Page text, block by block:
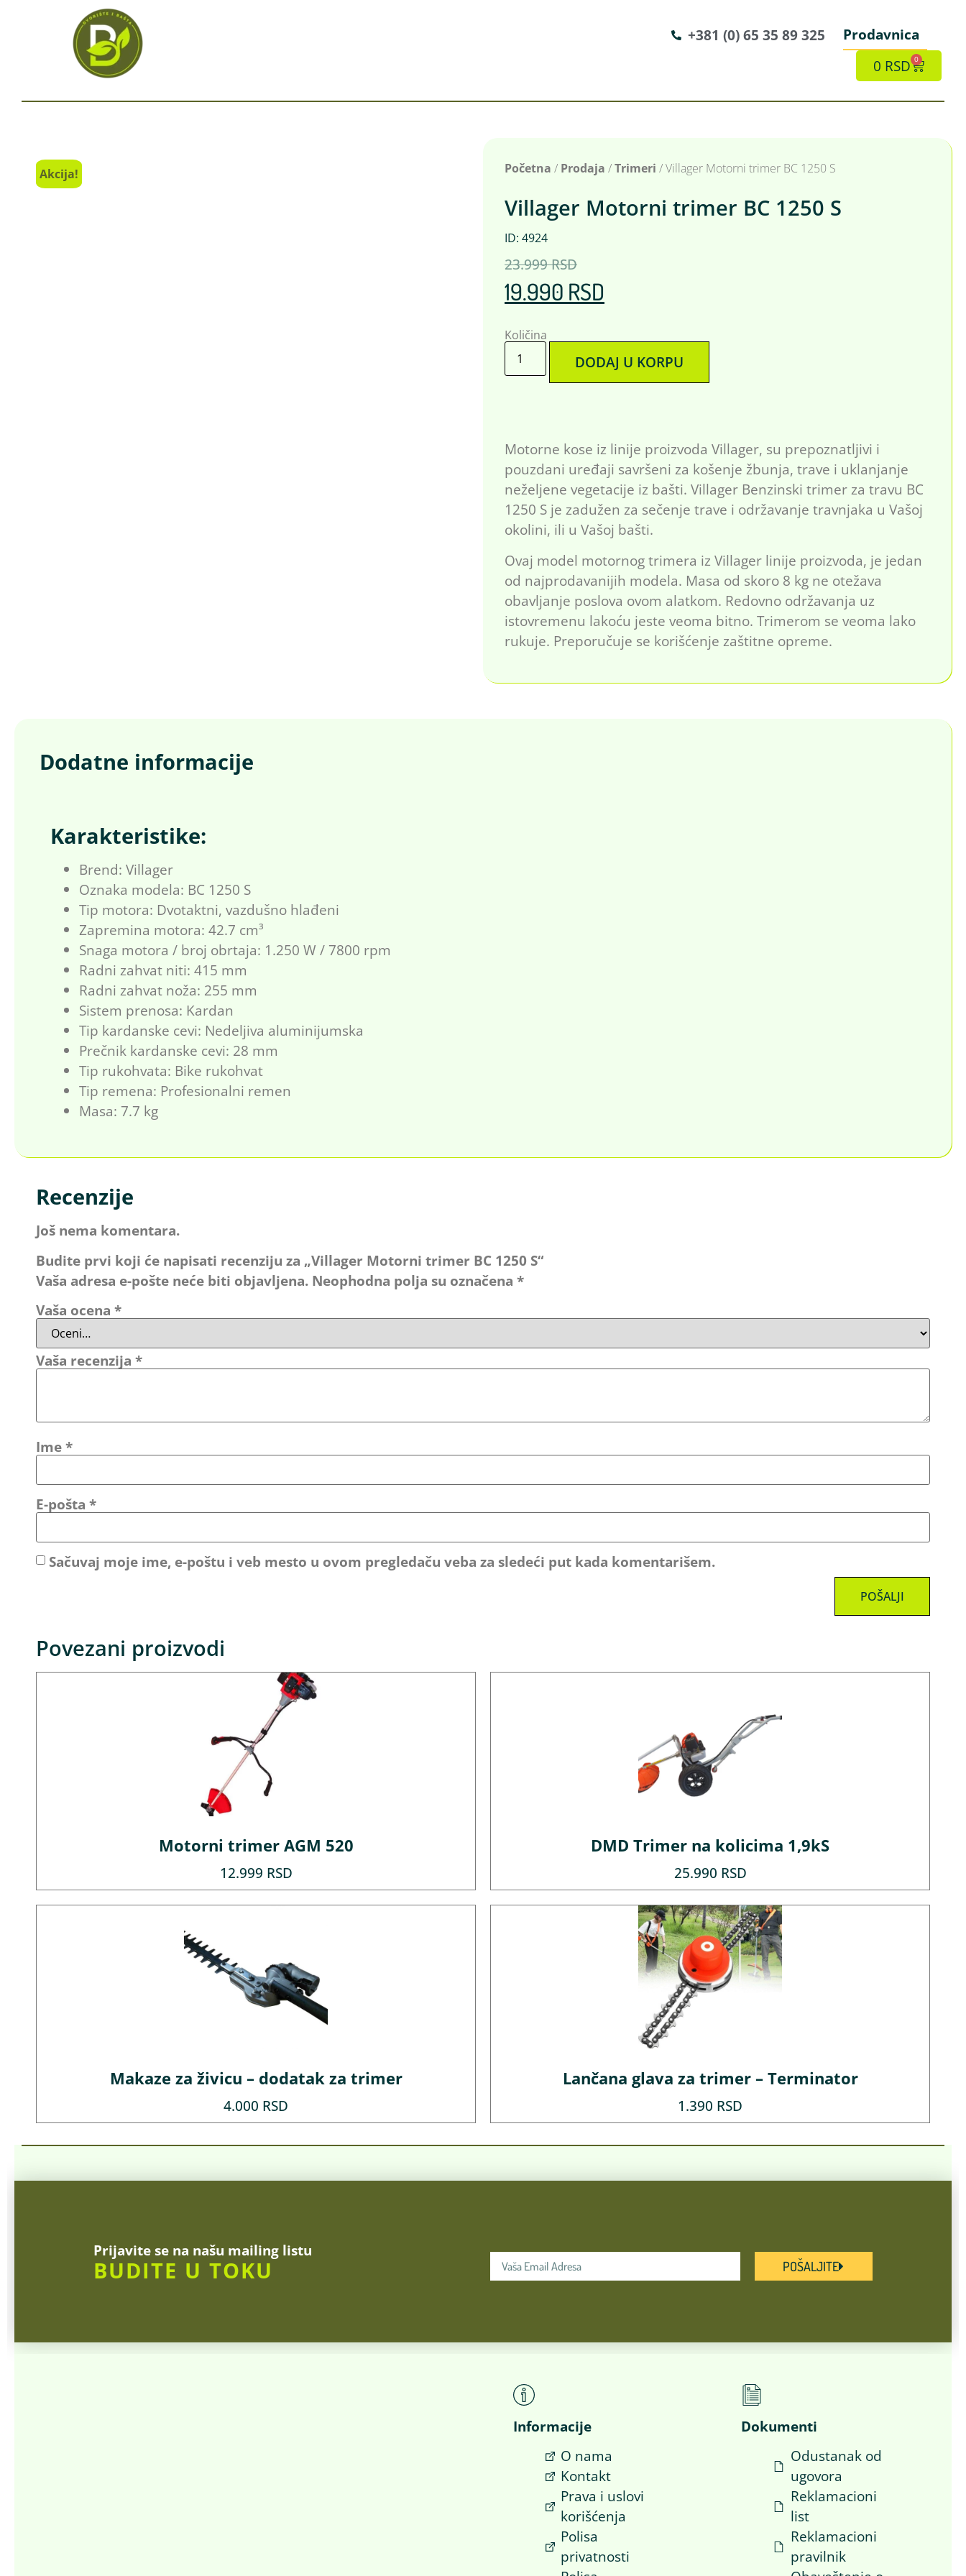
+381 (0) 65 35 89 325
Prodavnica
0 RSD 0
Akcija! Početna / Prodaja /Trimeri / Villager Motorni trimer BC 1250 S
Villager Motorni trimer BC 1250 S
ID: 4924
23.999RSD
19.990 RSD
Količina
DODAJ U KORPU
Motorne kose iz linije proizvoda Villager, su prepoznatljivi i
pouzdani uređaji savršeni za košenje žbunja, trave i uklanjanje
neželjene vegetacije iz bašti. Villager Benzinski trimer za travu BC
1250 S je zadužen za sečenje trave i održavanje travnjaka u Vašoj
okolini, ili u Vašoj bašti.
Ovaj model motornog trimera iz Villager linije proizvoda, je jedan
od najprodavanijih modela. Masa od skoro 8 kg ne otežava
obavljanje poslova ovom alatkom. Redovno održavanja uz
istovremenu lakoću jeste veoma bitno. Trimerom se veoma lako
rukuje. Preporučuje se korišćenje zaštitne opreme.
Dodatne informacije
Karakteristike:
Brend: Villager
Oznaka modela: BC 1250 S
Tip motora: Dvotaktni, vazdušno hlađeni
Zapremina motora: 42.7 cm³
Snaga motora / broj obrtaja: 1.250 W / 7800 rpm
Radni zahvat niti: 415 mm
Radni zahvat noža: 255 mm
Sistem prenosa: Kardan
Tip kardanske cevi: Nedeljiva aluminijumska
Prečnik kardanske cevi: 28 mm
Tip rukohvata: Bike rukohvat
Tip remena: Profesionalni remen
Masa: 7.7 kg
Recenzije
Još nema komentara.
Budite prvi koji će napisati recenziju za „Villager Motorni trimer BC 1250 S“
Vaša adresa e-pošte neće biti objavljena. Neophodna polja su označena *
Vaša ocena *
Vaša recenzija *
Ime*
E-pošta *
Sačuvaj moje ime, e-poštu i veb mesto u ovom pregledaču veba za sledeći put kada komentarišem.
Povezani proizvodi
Motorni trimer AGM 520
12.999 RSD
DMD Trimer na kolicima 1,9kS
25.990 RSD
Makaze za živicu – dodatak za trimer
4.000 RSD
Lančana glava za trimer – Terminator
1.390 RSD
Prijavite se na našu mailing listu
BUDITE U TOKU POŠALJITE
Informacije
O nama
Kontakt
Prava i uslovi
korišćenja
Polisa
privatnosti
Dokumenti
Odustanak od
ugovora
Reklamacioni
list
Reklamacioni
pravilnik